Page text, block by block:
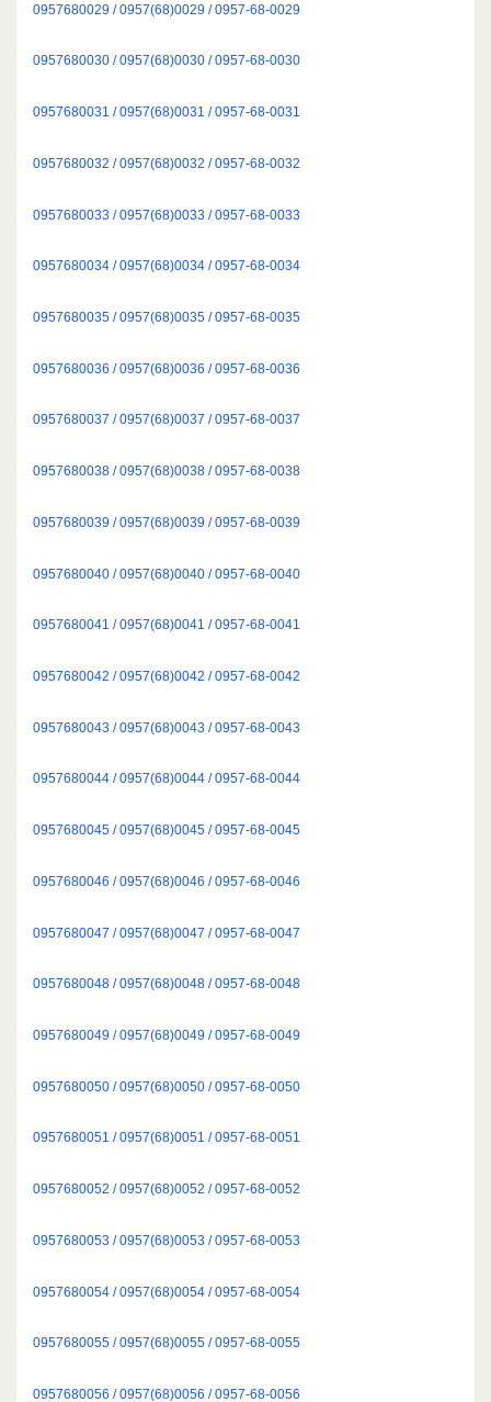
0957680029 / 0957(68)0029 / 0957-68-0029
0957680030 / 0957(68)0030 / 0957-68-0030
0957680031 / 0957(68)0031 / 0957-68-0031
0957680032 / 0957(68)0032 / 0957-68-0032
0957680033 / 0957(68)0033 / 0957-68-0033
0957680034 / 0957(68)0034 / 0957-68-0034
0957680035 / 0957(68)0035 / 0957-68-0035
0957680036 / 0957(68)0036 / 0957-68-0036
0957680037 / 0957(68)0037 / 0957-68-0037
0957680038 / 0957(68)0038 / 0957-68-0038
0957680039 / 0957(68)0039 / 0957-68-0039
0957680040 / 0957(68)0040 / 0957-68-0040
0957680041 / 0957(68)0041 / 0957-68-0041
0957680042 / 0957(68)0042 / 0957-68-0042
0957680043 / 0957(68)0043 / 0957-68-0043
0957680044 / 0957(68)0044 / 0957-68-0044
0957680045 / 0957(68)0045 / 0957-68-0045
0957680046 / 0957(68)0046 / 0957-68-0046
0957680047 / 0957(68)0047 / 0957-68-0047
0957680048 / 0957(68)0048 / 0957-68-0048
0957680049 / 0957(68)0049 / 0957-68-0049
0957680050 / 0957(68)0050 / 0957-68-0050
0957680051 / 0957(68)0051 / 0957-68-0051
0957680052 / 0957(68)0052 / 0957-68-0052
0957680053 / 0957(68)0053 / 0957-68-0053
0957680054 / 0957(68)0054 / 0957-68-0054
0957680055 / 0957(68)0055 / 0957-68-0055
0957680056 / 0957(68)0056 / 0957-68-0056